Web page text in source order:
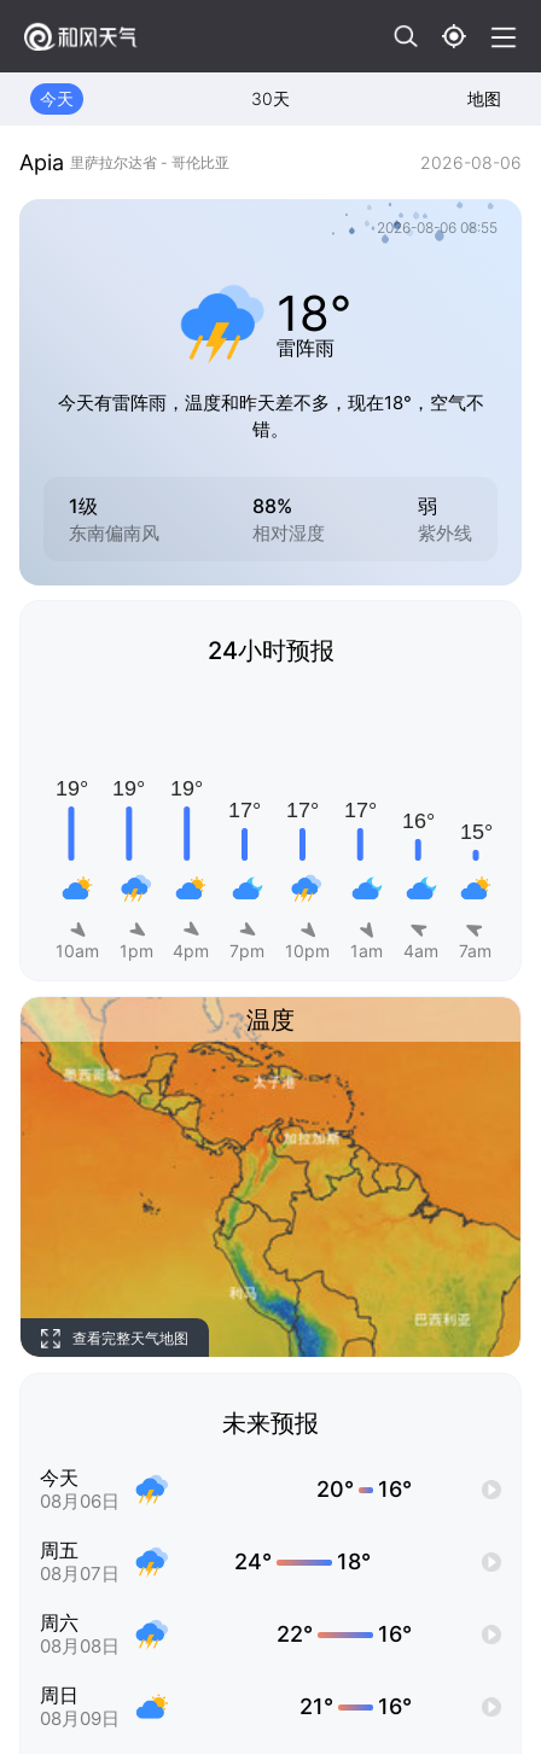
今天 30天 地图
Apia 里萨拉尔达省 - 哥伦比亚 2026-08-06
2026-08-06 08:55
18°
雷阵雨
今天有雷阵雨，温度和昨天差不多，现在18°，空气不
错。
1级
东南偏南风
88%
相对湿度
弱
紫外线
24小时预报
10am 1pm 4pm 7pm 10pm 1am 4am 7am
温度
查看完整天气地图
未来预报
今天
08月06日 20° 16°
周五
08月07日 24° 18°
周六
08月08日 22° 16°
周日
08月09日 21° 16°